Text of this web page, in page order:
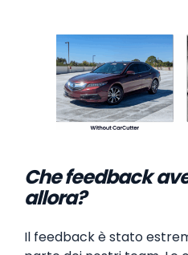
Che feedback
allora?
Il feedback è stato